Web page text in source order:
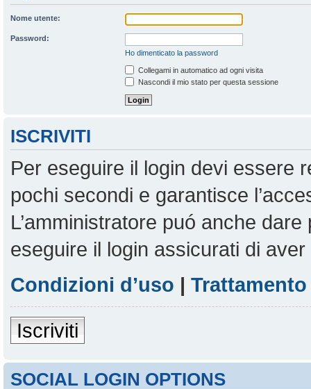
Nome utente:
Password:
Ho dimenticato la password
Collegami in automatico ad ogni visita
Nascondi il mio stato per questa sessione
ISCRIVITI
Per eseguire il login devi essere
pochi secondi e garantisce
L’amministratore puó anche
eseguire il login assicurati di
Condizioni d’uso |
Iscriviti
SOCIAL LOGIN OPTIONS